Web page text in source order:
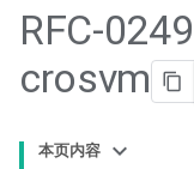
RFC-
crosvm
本页内容